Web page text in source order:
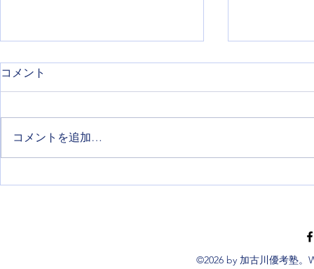
12月からが本番！統一模試の
英検3級対
コメント
コメントを追加…
©2026 by 加古川優考塾。